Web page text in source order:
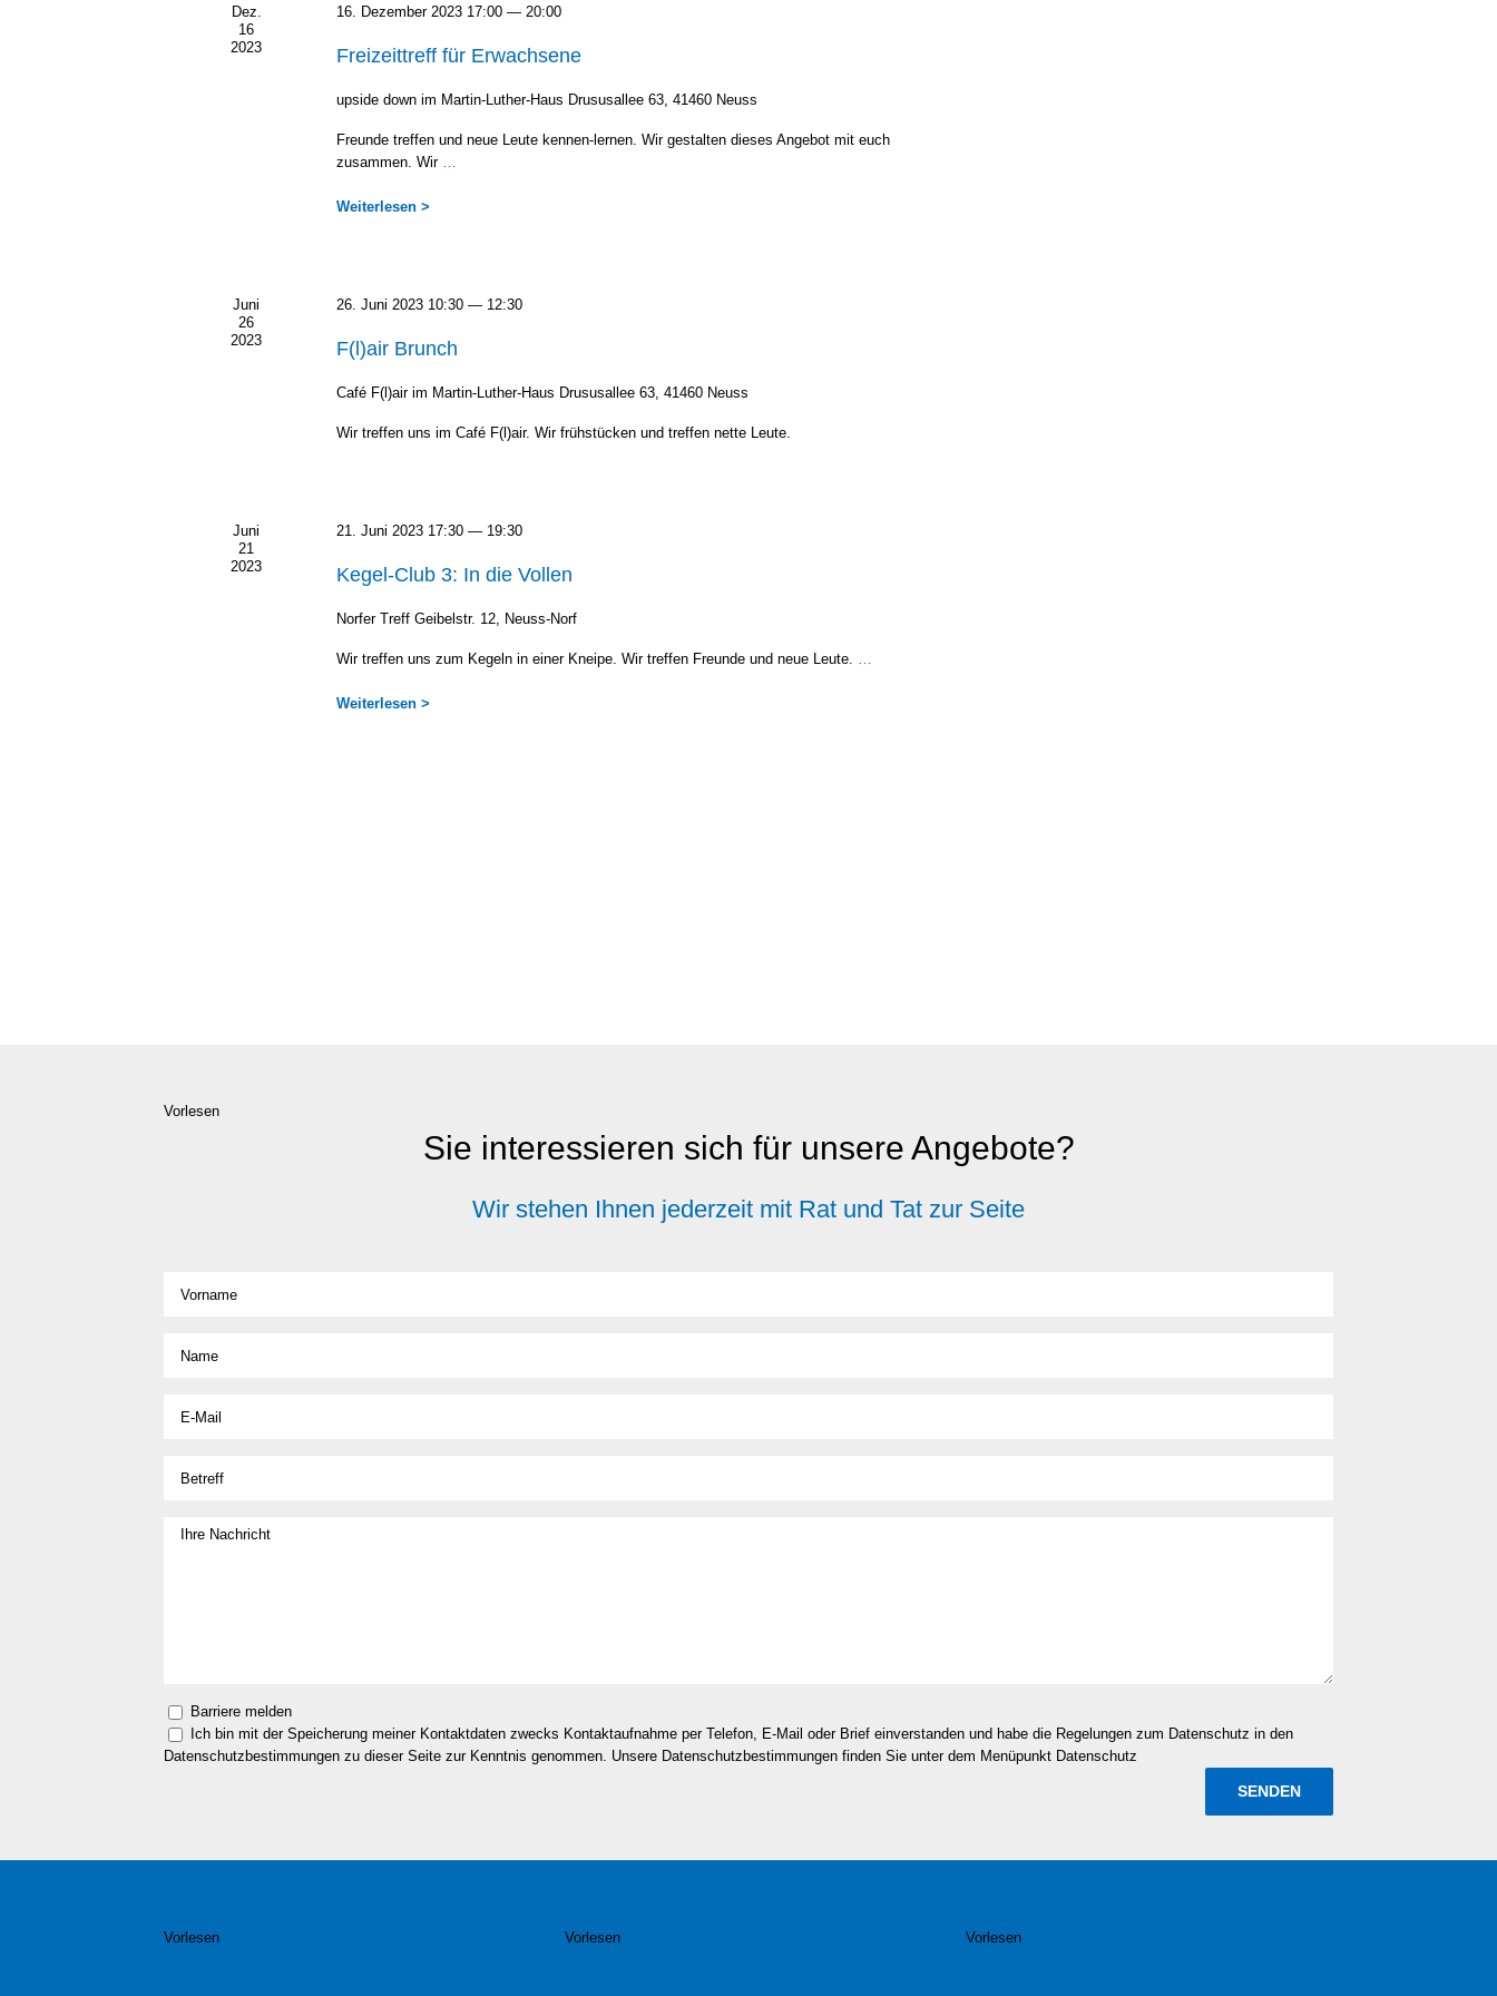
wort.
Dez.
16
2023
16. Dezem­ber 2023 17:00— 20:00
Freizeittreff für Erwachsene
upsi­de down im Martin-Luther-Haus Dru­su­s­al­lee 63, 41460 Neuss
Freun­de tref­fen und neue Leu­te kennen-lernen. Wir gestal­ten die­ses Ange­bot mit euch
zusam­men. Wir …
Wei­ter­le­sen >
Juni
26
2023
26. Juni 2023 10:30— 12:30
F(l)air Brunch
Café F(l)air im Martin-Luther-Haus Dru­su­s­al­lee 63, 41460 Neuss
Wir tref­fen uns im Café F(l)air. Wir früh­stü­cken und tref­fen net­te Leu­te.
Juni
21
2023
21. Juni 2023 17:30— 19:30
Kegel-Club 3: In die Vollen
Nor­fer Treff Gei­bel­str. 12, Neuss-Norf
Wir tref­fen uns zum Kegeln in einer Knei­pe. Wir tref­fen Freun­de und neue Leu­te. …
Wei­ter­le­sen >
Vorlesen
Sie interessieren sich für unsere Angebote?
Wir stehen Ihnen jederzeit mit Rat und Tat zur Seite
Barriere melden
Ich bin mit der Speicherung meiner Kontaktdaten zwecks Kontaktaufnahme per Telefon, E-Mail oder Brief einverstanden und habe die Regelungen zum Datenschutz in den
Datenschutzbestimmungen zu dieser Seite zur Kenntnis genommen. Unsere Datenschutzbestimmungen finden Sie unter dem Menüpunkt Datenschutz
Vorlesen Vorlesen Vorlesen